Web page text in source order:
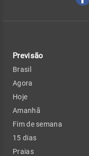
Previsão
Brasil
Agora
Hoje
Amanhã
Fim de semana
15 dias
Praias